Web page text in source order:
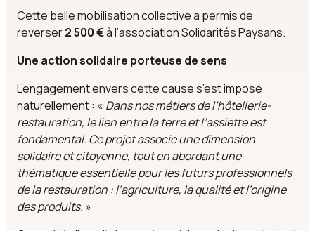
Cette belle mobilisation collective a permis de
reverser2 500 €à l’association Solidarités Paysans.
Une action solidaire porteuse de sens
L’engagement envers cette cause s’est imposé
naturellement : « Dans nos métiers de l’hôtellerie-
restauration, le lien entre la terre et l’assiette est
fondamental. Ce projet associe une dimension
solidaire et citoyenne, tout en abordant une
thématique essentielle pour les futurs professionnels
de la restauration : l’agriculture, la qualité et l’origine
des produits. »